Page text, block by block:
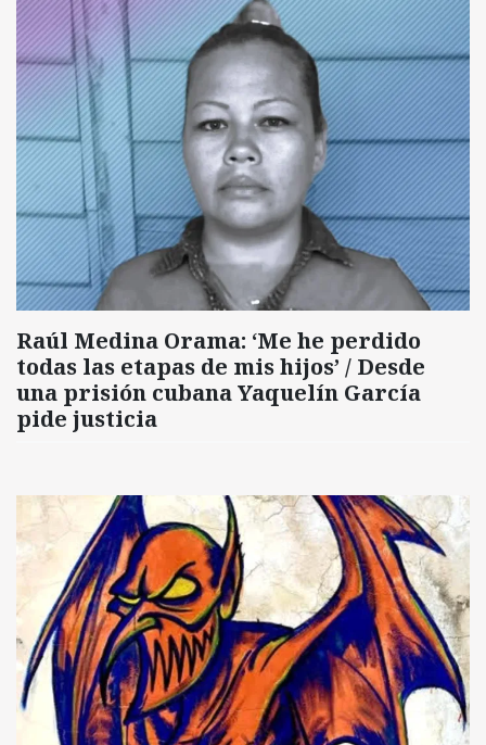
Raúl Medina Orama: ‘Me he perdido
todas las etapas de mis hijos’ / Desde
una prisión cubana Yaquelín García
pide justicia